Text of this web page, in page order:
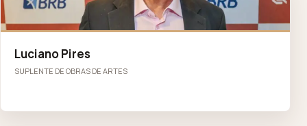
Luciano Pires
SUPLENTE DE OBRAS DE ARTES